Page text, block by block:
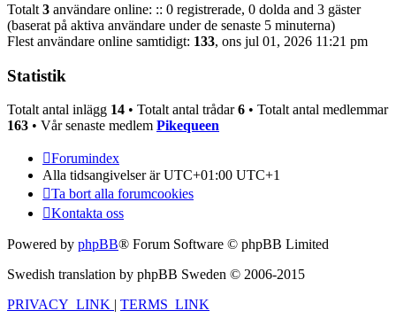
Totalt 3 användare online: :: 0 registrerade, 0 dolda and 3 gäster
(baserat på aktiva användare under de senaste 5 minuterna)
Flest användare online samtidigt: 133, ons jul 01, 2026 11:21 pm
Statistik
Totalt antal inlägg 14 • Totalt antal trådar6 • Totalt antal medlemmar
163 • Vår senaste medlem Pikequeen
Forumindex
Alla tidsangivelser är UTC+01:00 UTC+1
Ta bort alla forumcookies
Kontakta oss
Powered by phpBB® Forum Software © phpBB Limited
Swedish translation by phpBB Sweden © 2006-2015
PRIVACY_LINK | TERMS_LINK